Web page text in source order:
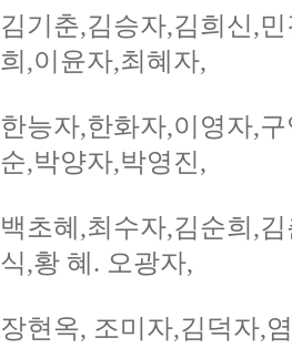
김기춘,김승자,김희신,
희,이윤자,최혜자,
한능자,한화자,이영자,
순,박양자,박영진,
백초혜,최수자,김순희,
식,황 혜. 오광자,
장현옥, 조미자,김덕자,